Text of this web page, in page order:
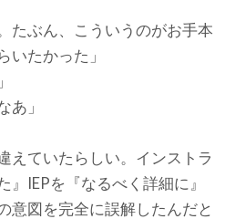
たぶん、こういうのがお手本
いたかった」
あ」
えていたらしい。インストラ
』IEPを『なるべく詳細に』
意図を完全に誤解したんだと